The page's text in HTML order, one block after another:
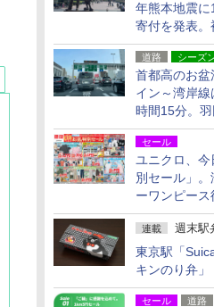
年熊本地震
寄付を発表。
活動・復旧支
道路 シーズ
首都高のお盆
イン～湾岸
時間15分。
「空港西出
セール
ユニクロ、
別セール」。
ーワンピース
水ギアショ
連載 週末駅
東京駅「
キンのり弁」
セール 道路